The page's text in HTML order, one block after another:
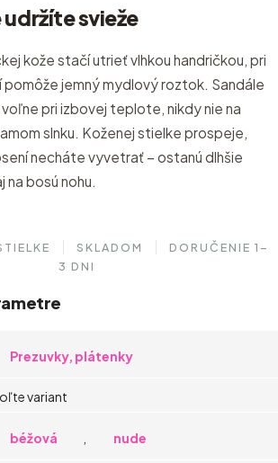
svieže
kože stačí utrieť vlhkou handričkou, pri
jemný mydlový roztok. Sandále
pri izbovej teplote, nikdy nie na
slnku. Koženej stielke prospeje,
necháte vyvetrať – ostanú dlhšie
na bosú nohu.
SKLADOM
DORUČENIE 1–
3 DNI
Prezuvky, plátenky
variant
béžová nude